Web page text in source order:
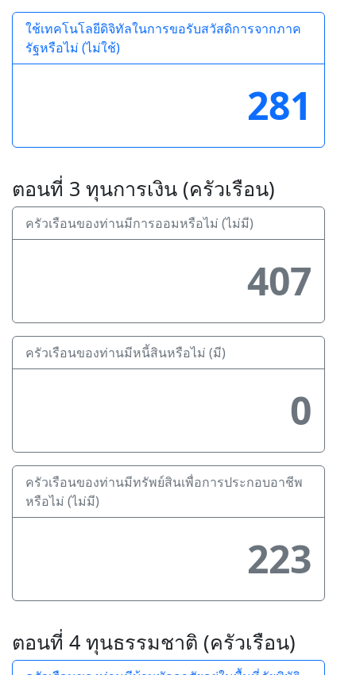
ใช้เทคโนโลยีดิจิทัลในการขอรับสวัสดิการจากภาค
รัฐหรือไม่ (ไม่ใช้)
281
ตอนที่ 3 ทุนการเงิน (ครัวเรือน)
ครัวเรือนของท่านมีการออมหรือไม่ (ไม่มี)
407
ครัวเรือนของท่านมีหนี้สินหรือไม่ (มี)
0
ครัวเรือนของท่านมีทรัพย์สินเพื่อการประกอบอาชีพ
หรือไม่ (ไม่มี)
223
ตอนที่ 4 ทุนธรรมชาติ (ครัวเรือน)